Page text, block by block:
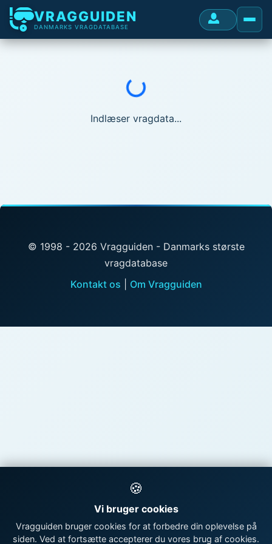
VRAGGUIDEN
DANMARKS VRAGDATABASE
Indlæser...
Indlæser vragdata...
© 1998 - 2026 Vragguiden - Danmarks største
vragdatabase
Kontakt os
Om Vragguiden
🍪
Vi bruger cookies
Vragguiden bruger cookies for at forbedre din oplevelse på
siden. Ved at fortsætte accepterer du vores brug af cookies.